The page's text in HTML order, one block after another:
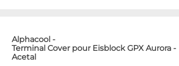
Alphacool -
Terminal Cover pour Eisblock GPX Aurora -
Acetal